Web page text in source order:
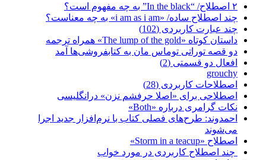
۲ اصطلاح/ “In the black” به چه مفهوم است؟
چند اصطلاح ساده/ «i am as i am» به چه معناست؟
چند عبارت کاربردی (102)
داستان کوتاه «The lump of the gold» همراه ترجمه
دو قصه توراتی توماس مان به کتابفروشی‌ها آمد
افعال دو قسمتی (2)
grouchy
اصطلاحات کاربردی (28)
اصطلاحی برای «اصلا حرفشم نزن» درانگلیسی
نکات گرامری درباره «Both»
احمدوند: طرح‌های فصلی کتاب با نرم‌افزار جدید اجرا
می‌شوند
اصطلاح «Storm in a teacup»
‍‍ چند اصطلاح کاربردی در مورد خواب